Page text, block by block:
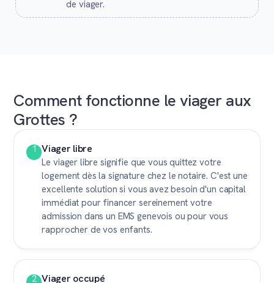
de viager.
Comment fonctionne le viager aux
Grottes ?
1 Viager libre
Le viager libre signifie que vous quittez votre
logement dès la signature chez le notaire. C'est une
excellente solution si vous avez besoin d'un capital
immédiat pour financer sereinement votre
admission dans un EMS genevois ou pour vous
rapprocher de vos enfants.
2 Viager occupé